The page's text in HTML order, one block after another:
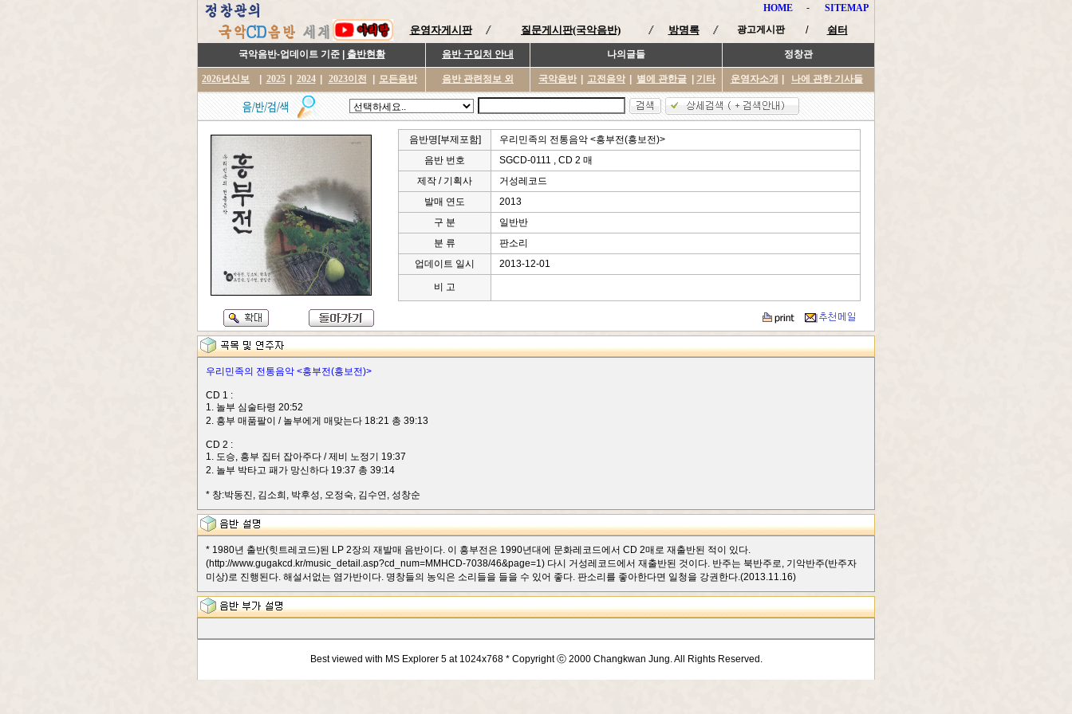
HOME - SITEMAP
운영자게시판 질문게시판(국악음반) 방명록 광고게시판 / 쉼터
국악음반-업데이트 기준 | 출반현황 음반 구입처 안내 나의글들 정창관
2026년신보 2025 2024 2023이전 모든음반 음반 관련정보 외 국악음반 고전음악 별에 관한글 기타 운영자소개 나에 관한 기사들
음반명[부제포함]
우리민족의 전통음악 <흥부전(흥보전)>
음반 번호
SGCD-0111 , CD 2 매
제작 / 기획사
거성레코드
발매 연도
2013
구 분
일반반
분 류
판소리
업데이트 일시
2013-12-01
비 고
우리민족의 전통음악 <흥부전(흥보전)>
CD 1 :
1. 놀부 심술타령 20:52
2. 흥부 매품팔이 / 놀부에게 매맞는다 18:21 총 39:13
CD 2 :
1. 도승, 흥부 집터 잡아주다 / 제비 노정기 19:37
2. 놀부 박타고 패가 망신하다 19:37 총 39:14
* 창:박동진, 김소희, 박후성, 오정숙, 김수연, 성창순
* 1980년 출반(힛트레코드)된 LP 2장의 재발매 음반이다. 이 흥부전은 1990년대에 문화레코드에서 CD 2매로 재출반된 적이 있다.
(http://www.gugakcd.kr/music_detail.asp?cd_num=MMHCD-7038/46&page=1) 다시 거성레코드에서 재출반된 것이다. 반주는 북반주로, 기악반주(반주자
미상)로 진행된다. 해설서없는 염가반이다. 명창들의 농익은 소리들을 들을 수 있어 좋다. 판소리를 좋아한다면 일청을 강권한다.(2013.11.16)
Best viewed with MS Explorer 5 at 1024x768 * Copyright ⓒ 2000 Changkwan Jung. All Rights Reserved.